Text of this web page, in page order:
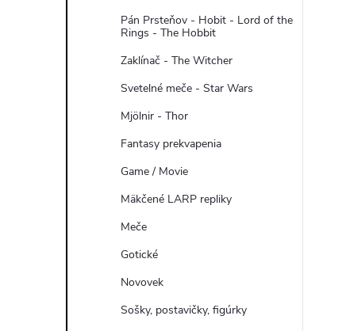
Pán Prsteňov - Hobit - Lord of the
Rings - The Hobbit
Zaklínač - The Witcher
Svetelné meče - Star Wars
Mjölnir - Thor
Fantasy prekvapenia
Game / Movie
Mäkčené LARP repliky
Meče
Gotické
Novovek
Sošky, postavičky, figúrky